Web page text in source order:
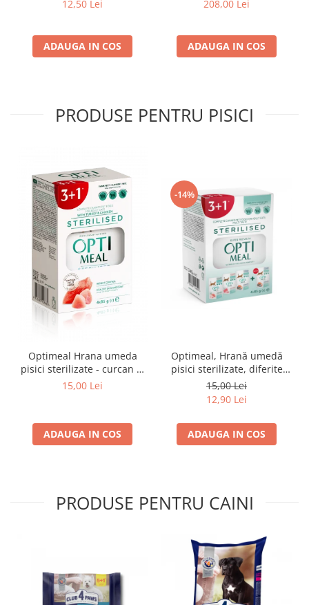
12,50 Lei
ADAUGA IN COS
208,00 Lei
ADAUGA IN COS
PRODUSE PENTRU PISICI
Optimeal Hrana umeda
pisici sterilizate - curcan si
pui in sos, set 3+1,
15,00 Lei
ADAUGA IN COS
-14%
Optimeal, Hrană umedă
pisici sterilizate, diferite
arome, (3+1), 0.34kg
15,00 Lei
12,90 Lei
ADAUGA IN COS
PRODUSE PENTRU CAINI